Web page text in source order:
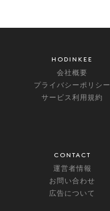
HODINKEE
会社概要
プライバシーポリシー
サービス利用規約
CONTACT
運営者情報
お問い合わせ
広告について